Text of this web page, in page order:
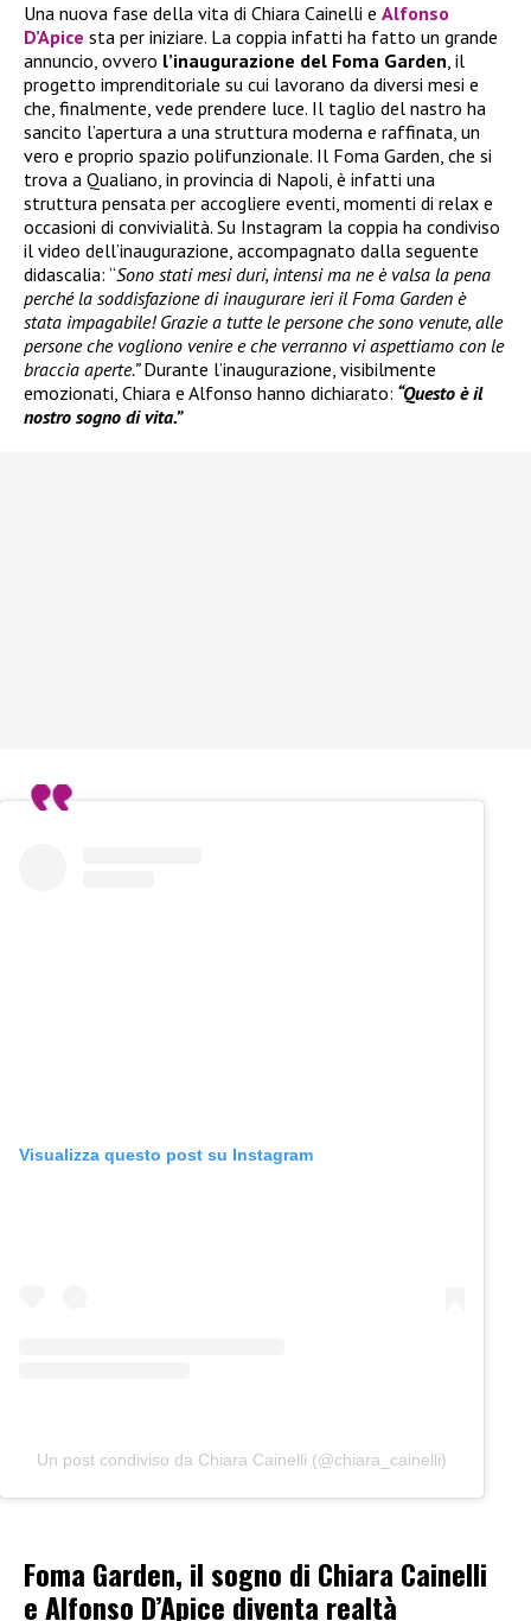
Una nuova fase della vita di Chiara Cainelli e Alfonso
D’Apice sta per iniziare. La coppia infatti ha fatto un grande
annuncio, ovvero l’inaugurazione del Foma Garden, il
progetto imprenditoriale su cui lavorano da diversi mesi e
che, finalmente, vede prendere luce. Il taglio del nastro ha
sancito l’apertura a una struttura moderna e raffinata, un
vero e proprio spazio polifunzionale. Il Foma Garden, che si
trova a Qualiano, in provincia di Napoli, è infatti una
struttura pensata per accogliere eventi, momenti di relax e
occasioni di convivialità. Su Instagram la coppia ha condiviso
il video dell’inaugurazione, accompagnato dalla seguente
didascalia: “Sono stati mesi duri, intensi ma ne è valsa la pena
perché la soddisfazione di inaugurare ieri il Foma Garden è
stata impagabile! Grazie a tutte le persone che sono venute, alle
persone che vogliono venire e che verranno vi aspettiamo con le
braccia aperte.”Durante l’inaugurazione, visibilmente
emozionati, Chiara e Alfonso hanno dichiarato: “Questo è il
nostro sogno di vita.”
Visualizza questo post su Instagram
Un post condiviso da Chiara Cainelli (@chiara_cainelli)
Foma Garden, il sogno di Chiara Cainelli
e Alfonso D’Apice diventa realtà